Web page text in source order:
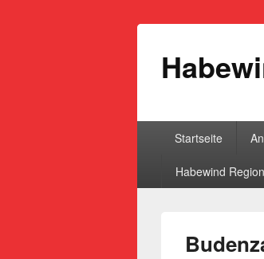
Startseite
Habewind Region